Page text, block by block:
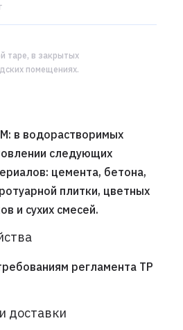
таре, в закрытых
помещениях.
в водорастворимых
следующих
цемента, бетона,
плитки, цветных
и сухих смесей.
регламента ТР
доставки